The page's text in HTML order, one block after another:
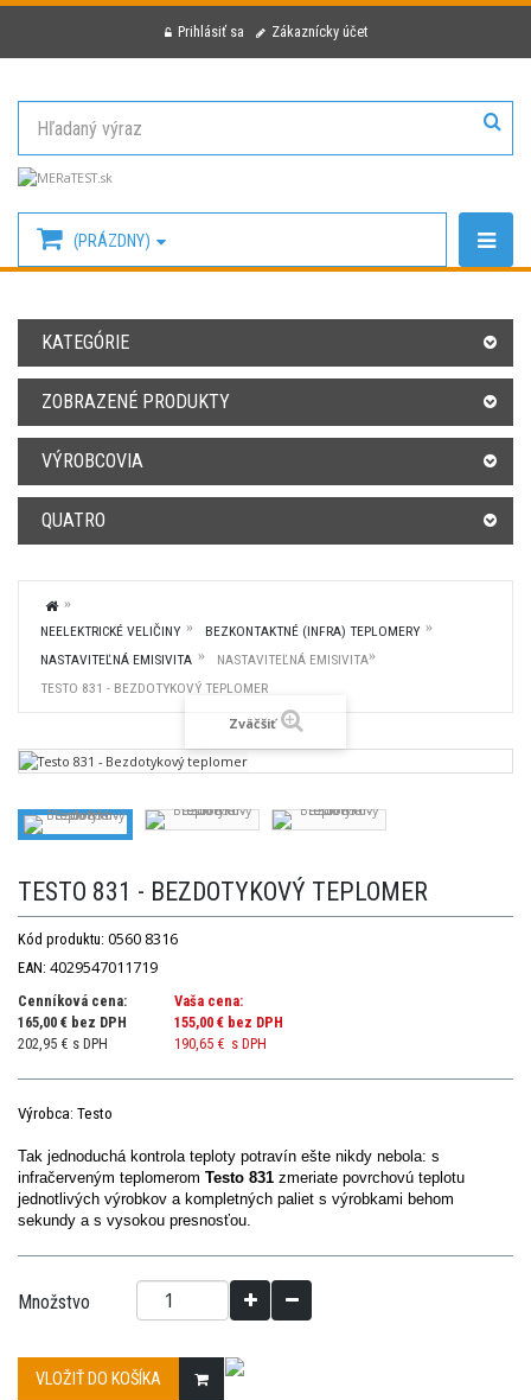
Prihlásiť sa Zákaznícky účet
(PRÁZDNY)
KATEGÓRIE
ZOBRAZENÉ PRODUKTY
VÝROBCOVIA
QUATRO
NEELEKTRICKÉ VELIČINY
BEZKONTAKTNÉ (INFRA) TEPLOMERY
NASTAVITEĽNÁ EMISIVITA
NASTAVITEĽNÁ EMISIVITA
TESTO 831 - BEZDOTYKOVÝ TEPLOMER
Zväčšiť
TESTO 831 - BEZDOTYKOVÝ TEPLOMER
Kód produktu: 0560 8316
EAN: 4029547011719
Cenníková cena:
165,00 € bez DPH
202,95 € s DPH
Vaša cena:
155,00 € bez DPH
190,65 € s DPH
Výrobca: Testo
Tak jednoduchá kontrola teploty potravín ešte nikdy nebola: s
infračerveným teplomerom Testo 831 zmeriate povrchovú teplotu
jednotlivých výrobkov a kompletných paliet s výrobkami behom
sekundy a s vysokou presnosťou.
Množstvo
VLOŽIŤ DO KOŠÍKA